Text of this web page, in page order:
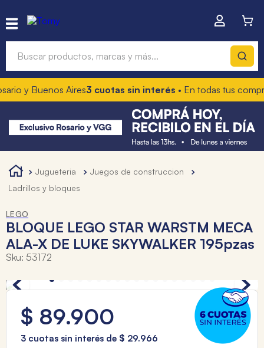
Buenos Aires 3 cuotas sin interés• En todas tus compras
jugueteria
juegos de construccion
ladrillos y bloques
LEGO
BLOQUE LEGO STAR WARSTM MECA
ALA-X DE LUKE SKYWALKER 195pzas
Sku: 53172
$ 89.900
3 cuotas sin interés de $ 29.966
Términos más buscados
1.
hot wheels
3
marcadores